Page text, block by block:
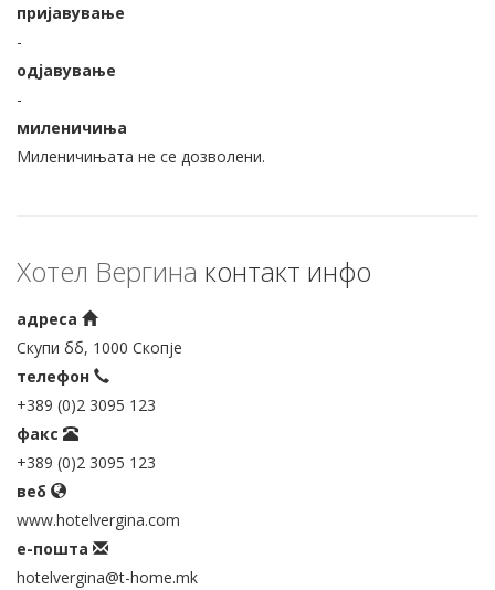
пријавување
-
одјавување
-
миленичиња
Миленичињата не се дозволени.
Хотел Вергина контакт инфо
адреса
Скупи бб, 1000 Скопје
телефон
+389 (0)2 3095 123
факс
+389 (0)2 3095 123
веб
www.hotelvergina.com
е-пошта
hotelvergina@t-home.mk